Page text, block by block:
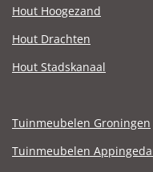
Hout Hoogezand
Hout Drachten
Hout Stadskanaal
Tuinmeubelen Groningen
Tuinmeubelen